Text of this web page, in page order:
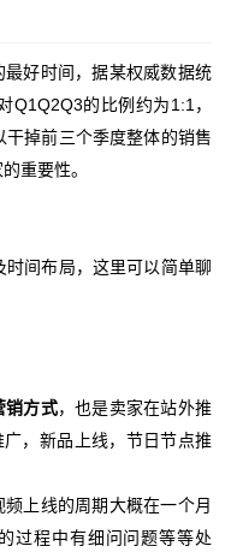
好时间，据某权威数据统
的比例约为1:1，
掉前三个季度整体的销售
重要性。
间布局，这里可以简单聊
销方式，也是卖家在站外推
，新品上线，节日节点推
频上线的周期大概在一个月
过程中有细问问题等等处